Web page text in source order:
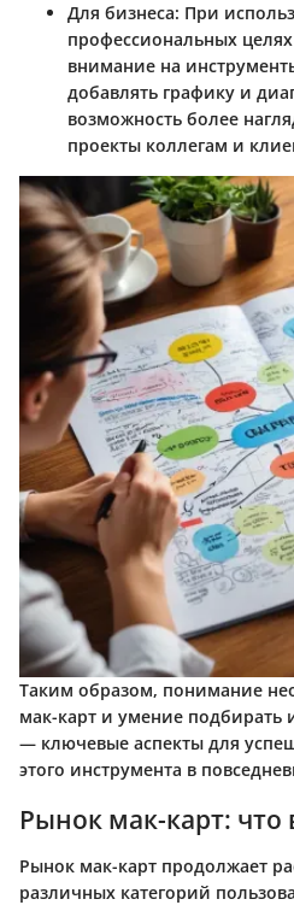
Для бизнеса: При
профессиональных
внимание на
добавлять графику и
возможность более
проекты коллегам и
Таким образом, понимание
мак-карт и умение подбирать
— ключевые аспекты для
этого инструмента в
Рынок мак-карт: что
Рынок мак-карт продолжает
различных категорий